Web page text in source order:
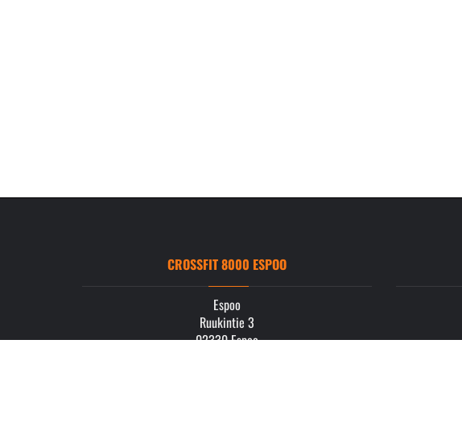
CROSSFIT 8000 ESPOO
Espoo
Ruukintie 3
02330 Espoo